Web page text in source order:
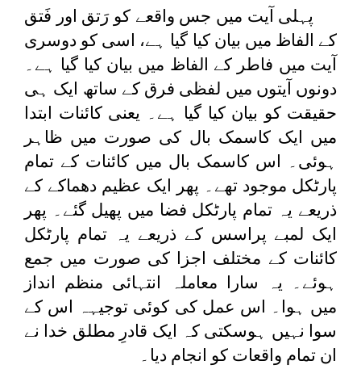
پہلی آیت میں جس واقعے کو رَتق اور فَتق
کے الفاظ میں بیان کیا گیا ہے، اسی کو دوسری
آیت میں فاطر کے الفاظ میں بیان کیا گیا ہے۔
دونوں آیتوں میں لفظی فرق کے ساتھ ایک ہی
حقیقت کو بیان کیا گیا ہے۔ یعنی کائنات ابتدا
میں ایک کاسمک بال کی صورت میں ظاہر
ہوئی۔ اس کاسمک بال میں کائنات کے تمام
پارٹکل موجود تھے۔ پھر ایک عظیم دھماکے کے
ذریعے یہ تمام پارٹکل فضا میں پھیل گئے۔ پھر
ایک لمبے پراسس کے ذریعے یہ تمام پارٹکل
کائنات کے مختلف اجزا کی صورت میں جمع
ہوئے۔ یہ سارا معاملہ انتہائی منظم انداز
میں ہوا۔ اس عمل کی کوئی توجیہہ اس کے
سوا نہیں ہوسکتی کہ ایک قادرِ مطلق خدا نے
ان تمام واقعات کو انجام دیا۔